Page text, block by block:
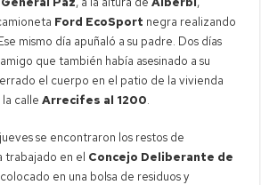
Ford EcoSport negra realizando
mismo día apuñaló a su padre. Dos días
que también había asesinado a su
el cuerpo en el patio de la vivienda
la calleArrecifes al 1200.
se encontraron los restos de
trabajado en el Concejo Deliberante de
en una bolsa de residuos y